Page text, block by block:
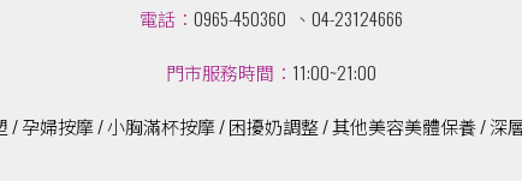
電話： 0965-450360 、04-23124666
門市服務時間： 11:00~21:00
/ 孕婦按摩 / 小胸滿杯按摩 / 困擾奶調整 / 其他美容美體保養 / 深